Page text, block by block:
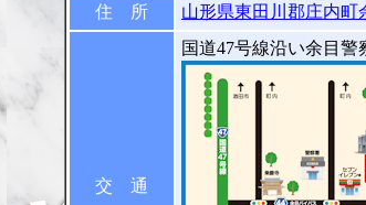
住 所
山形県東田川郡庄内町
交 通
国道47号線沿い余目警